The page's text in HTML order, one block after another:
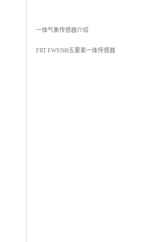
一体气象传感器介绍
FRT FWS500五要素一体传感器